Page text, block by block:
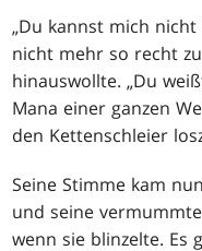
„Du kannst mich nicht
nicht mehr so recht
hinauswollte. „Du
Mana einer ganzen
den Kettenschleier
Seine Stimme kam
und seine
wenn sie blinzelte. Es